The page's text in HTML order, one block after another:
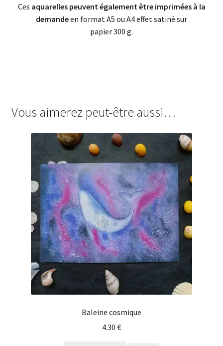
Ces aquarelles peuvent également être imprimées à la
demandeen format A5 ou A4 effet satiné sur
papier 300 g.
Vous aimerez peut-être aussi…
Baleine cosmique
4.30 €